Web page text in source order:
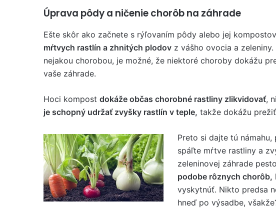
Úprava pôdy a ničenie chorôb na záhrade
Ešte skôr ako začnete s rýľovaním pôdy alebo jej
mŕtvych rastlín a zhnitých plodov z vášho ovocia a
nejakou chorobou, je možné, že niektoré choroby dokážu
vaše záhrade.
Hoci kompost dokáže občas chorobné rastliny zlikvidovať,
je schopný udržať zvyšky rastlín v teple, takže dokážu
Preto si dajte tú
spáľte mŕtve rastliny a
zeleninovej záhrade
podobe rôznych chorôb,
vyskytnúť. Nikto predsa
hneď po výsadbe,